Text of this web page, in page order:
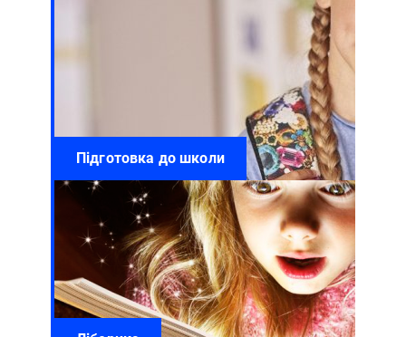
Підготовка до школи